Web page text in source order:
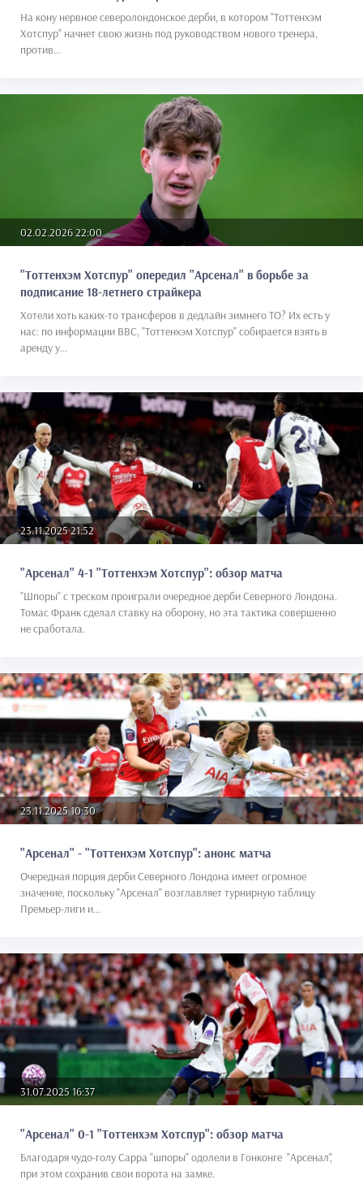
На кону нервное северолондонское дерби, в котором "Тоттенхэм
Хотспур" начнет свою жизнь под руководством нового тренера,
против...
02.02.2026 22:00
"Тоттенхэм Хотспур" опередил "Арсенал" в борьбе за
подписание 18-летнего страйкера
Хотели хоть каких-то трансферов в дедлайн зимнего ТО? Их есть у
нас: по информации BBC, "Тоттенхэм Хотспур" собирается взять в
аренду у...
23.11.2025 21:52
"Арсенал" 4-1 "Тоттенхэм Хотспур": обзор матча
"Шпоры" с треском проиграли очередное дерби Северного Лондона.
Томас Франк сделал ставку на оборону, но эта тактика совершенно
не сработала.
23.11.2025 10:30
"Арсенал" - "Тоттенхэм Хотспур": анонс матча
Очередная порция дерби Северного Лондона имеет огромное
значение, поскольку "Арсенал" возглавляет турнирную таблицу
Премьер-лиги и...
31.07.2025 16:37
"Арсенал" 0-1 "Тоттенхэм Хотспур": обзор матча
Благодаря чудо-голу Сарра "шпоры" одолели в Гонконге "Арсенал",
при этом сохранив свои ворота на замке.